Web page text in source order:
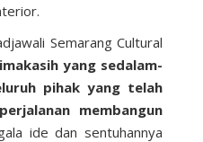
Semarang Cultural
yang sedalam-
pihak yang telah
membangun
ide dan sentuhannya